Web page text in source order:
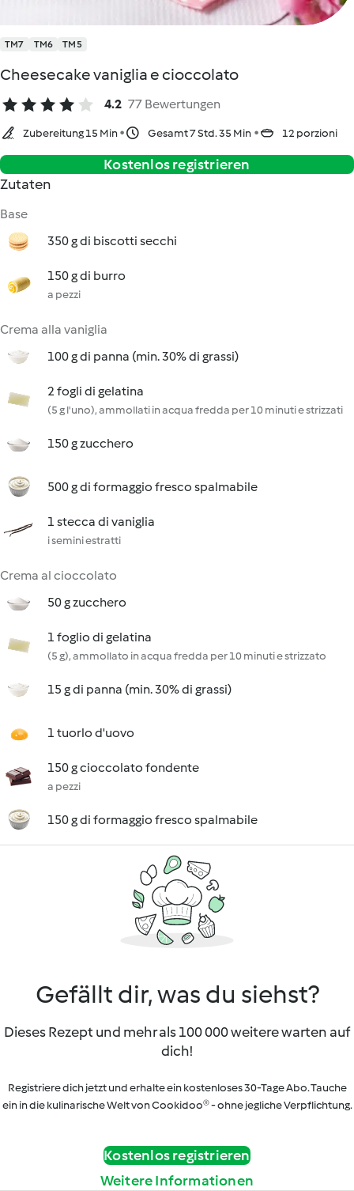
TM7 TM6 TM5
Cheesecake vaniglia e cioccolato
4.2 77 Bewertungen
Zubereitung 15 Min Gesamt 7 Std. 35 Min 12 porzioni
Kostenlos registrieren
Zutaten
Base
350 g di biscotti secchi
150 g di burro
a pezzi
Crema alla vaniglia
100 g di panna (min. 30% di grassi)
2 fogli di gelatina
(5 g l'uno), ammollati in acqua fredda per 10 minuti e strizzati
150 g zucchero
500 g di formaggio fresco spalmabile
1 stecca di vaniglia
i semini estratti
Crema al cioccolato
50 g zucchero
1 foglio di gelatina
(5 g), ammollato in acqua fredda per 10 minuti e strizzato
15 g di panna (min. 30% di grassi)
1 tuorlo d'uovo
150 g cioccolato fondente
a pezzi
150 g di formaggio fresco spalmabile
Gefällt dir, was du siehst?
Dieses Rezept und mehr als 100 000 weitere warten auf
dich!
Registriere dich jetzt und erhalte ein kostenloses 30-Tage Abo. Tauche
ein in die kulinarische Welt von Cookidoo® - ohne jegliche Verpflichtung.
Kostenlos registrieren
Weitere Informationen